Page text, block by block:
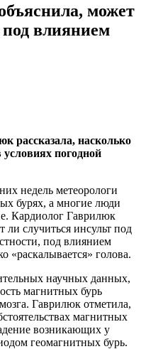
может
под влиянием
рассказала, насколько
погодной
недель метеорологи
бурях, а многие люди
Кардиолог Гаврилюк
случиться инсульт под
под влиянием
«раскалывается» голова.
научных данных,
магнитных бурь
Гаврилюк отметила,
магнитных
возникающих у
геомагнитных бурь.